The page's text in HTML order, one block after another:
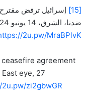
[15]
إسرائيل ترفض
ضدنا، الشرق، 14 يونيو 2024، متاح عبر الرابط التالي:
2u.pw/MraBPlvK
agreement
eye, 27
zi2gbwGR